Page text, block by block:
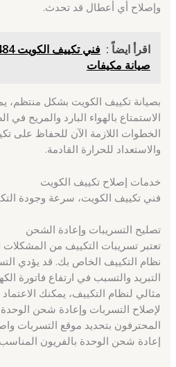
وإصلاح أي أعطال قد تحدث.
اقرأ ايضاً :
صيانة مكيفات
بصيانة تكييف الكويت بشكل منتظم،
الاستمتاع بالهواء البارد والمريح في
الخطوات اللازمة الآن للحفاظ على
والاستعداد للحرارة القادمة.
خدمات إصلاح تكييف الكويت
فني تكييف الكويت، سرعة وجودة
تصليح التسريبات وإعادة الشحن
تعتبر تسريبات التكييف من المشكلات
نظام التكييف الخاص بك. قد يؤدي
التبريد والتسبب في ارتفاع فاتورة
مثالي لنظام التكييف، يمكنك
لإصلاح التسربات وإعادة شحن
المحترفون بتحديد موقع التسربات
إعادة شحن الوحدة بالفريون